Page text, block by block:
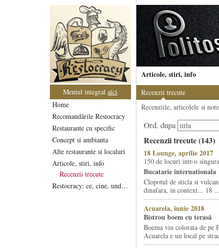
Meniul integralaici
Home
Recomandările Restocracy
Restaurante cu specific
Concept si ambianta
Alte restaurante si localuri
Articole, stiri, info
Recenzii trecute
Restocracy: ce, cine, unde...
Articole, stiri, info
Recenzii trecute
Recenziile, articolele si
Ord. dupa
Recenzii trecute (143)
18 Lounge, aprilie 2017
150 de locuri intr-o
Bucatarie internationala
Clopotul de sticla si
dinafara, in context... 18 ...
Acuarela, iunie 2018
Bistrou boem cu terasă
Boema viu colorata de pe
Acuarela e un local pe